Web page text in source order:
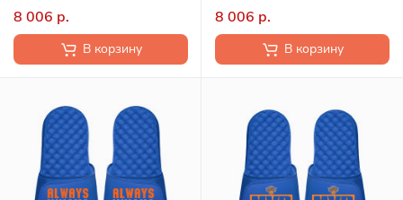
8 006 р.
В корзину
8 006 р.
В корзину